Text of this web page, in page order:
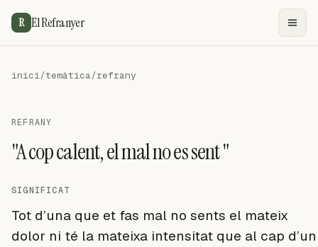
R El Refranyer
inici/temàtica/refrany
REFRANY
"A cop calent, el mal no es sent "
SIGNIFICAT
Tot d’una que et fas mal no sents el mateix
dolor ni té la mateixa intensitat que al cap d’un